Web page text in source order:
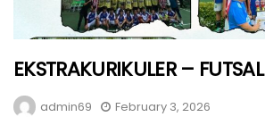
EKSTRAKURIKULER – FUTSAL
admin69 February 3, 2026